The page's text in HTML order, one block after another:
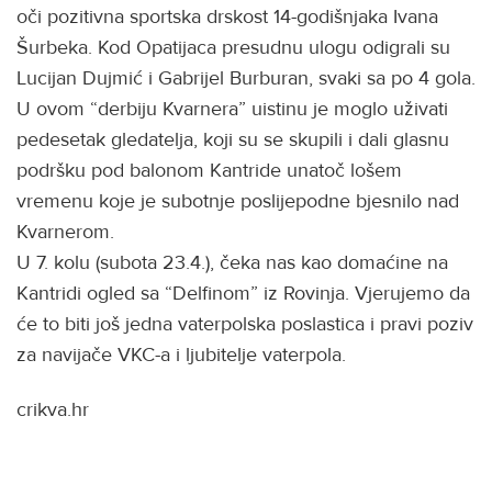
oči pozitivna sportska drskost 14-godišnjaka Ivana
Šurbeka. Kod Opatijaca presudnu ulogu odigrali su
Lucijan Dujmić i Gabrijel Burburan, svaki sa po 4 gola.
U ovom “derbiju Kvarnera” uistinu je moglo uživati
pedesetak gledatelja, koji su se skupili i dali glasnu
podršku pod balonom Kantride unatoč lošem
vremenu koje je subotnje poslijepodne bjesnilo nad
Kvarnerom.
U 7. kolu (subota 23.4.), čeka nas kao domaćine na
Kantridi ogled sa “Delfinom” iz Rovinja. Vjerujemo da
će to biti još jedna vaterpolska poslastica i pravi poziv
za navijače VKC-a i ljubitelje vaterpola.
crikva.hr